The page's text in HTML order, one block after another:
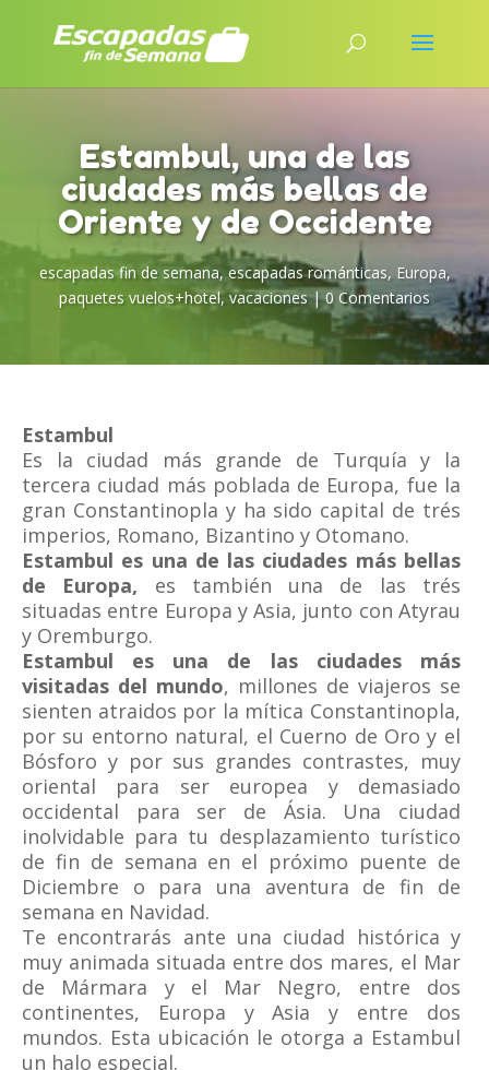
Estambul, una de las
ciudades más bellas de
Oriente y de Occidente
escapadas fin de semana,escapadas románticas, Europa,
paquetes vuelos+hotel,vacaciones|0 Comentarios
Estambul
Es la ciudad más grande de Turquía y la
tercera ciudad más poblada de Europa, fue la
gran Constantinopla y ha sido capital de trés
imperios, Romano, Bizantino y Otomano.
Estambul es una de las ciudades más bellas
de Europa, es también una de las trés
situadas entre Europa y Asia, junto con Atyrau
y Oremburgo.
Estambul es una de las ciudades más
visitadas del mundo, millones de viajeros se
sienten atraidos por la mítica Constantinopla,
por su entorno natural, el Cuerno de Oro y el
Bósforo y por sus grandes contrastes, muy
oriental para ser europea y demasiado
occidental para ser de Ásia. Una ciudad
inolvidable para tu desplazamiento turístico
de fin de semana en el próximo puente de
Diciembre o para una aventura de fin de
semana en Navidad.
Te encontrarás ante una ciudad histórica y
muy animada situada entre dos mares, el Mar
de Mármara y el Mar Negro, entre dos
continentes, Europa y Asia y entre dos
mundos. Esta ubicación le otorga a Estambul
un halo especial.